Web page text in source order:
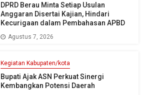
DPRD Berau Minta Setiap Usulan
Anggaran Disertai Kajian, Hindari
Kecurigaan dalam Pembahasan APBD
Agustus 7, 2026
Kegiatan Kabupaten/kota
Bupati Ajak ASN Perkuat Sinergi
Kembangkan Potensi Daerah